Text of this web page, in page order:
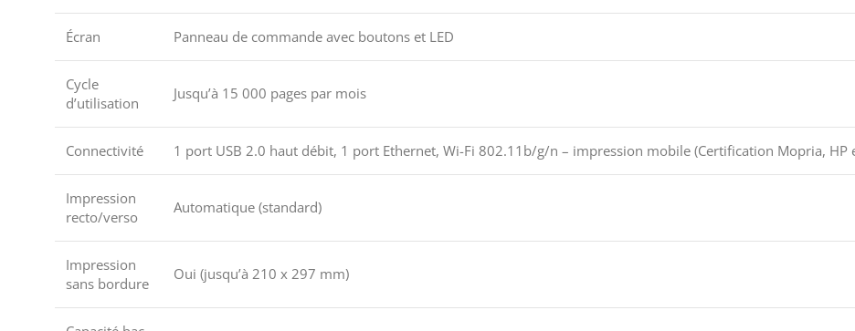
Écran Panneau de commande avec boutons et LED
Cycle
d’utilisation
Jusqu’à 15 000 pages par mois
Connectivité 1 port USB 2.0 haut débit, 1 port Ethernet, Wi-Fi 802.11b/g/n – impression mobile (Certification Mopria,
Impression
recto/verso
Automatique (standard)
Impression
sans bordure
Oui (jusqu’à 210 x 297 mm)